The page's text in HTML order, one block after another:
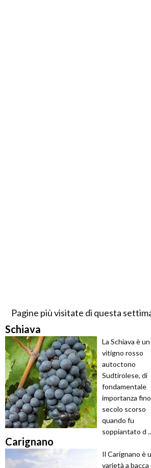
Pagine più visitate di questa
Schiava
La Schiava è un
vitigno rosso
autoctono
Sudtirolese, di
fondamentale
importanza
secolo scorso
quando fu
soppiantato d
Carignano
Il Carignano è
varietà a bacca